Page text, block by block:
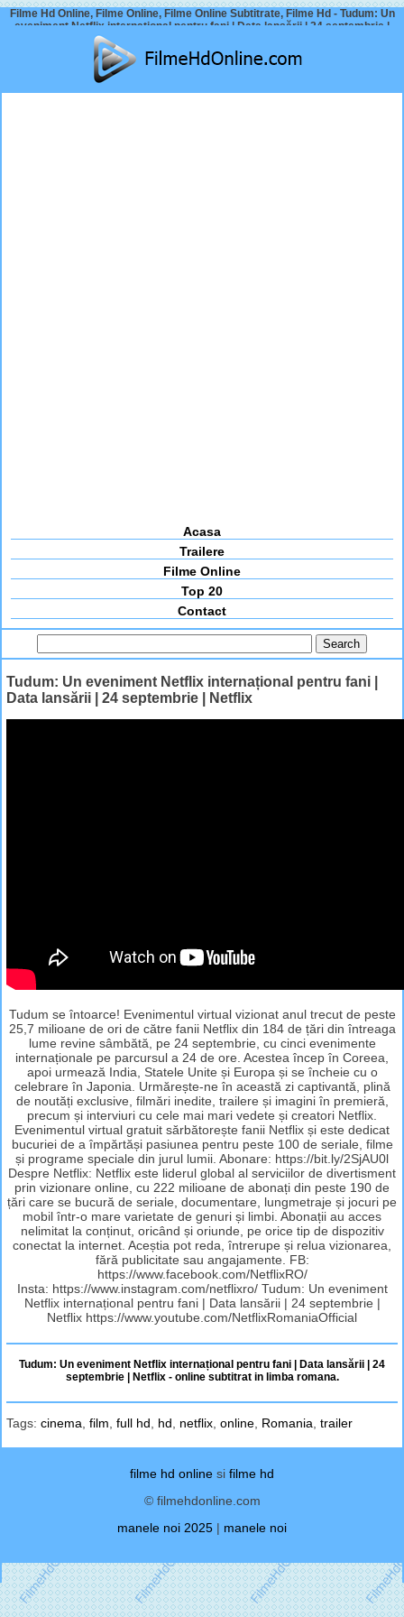
Filme Hd Online, Filme Online, Filme Online Subtitrate, Filme Hd - Tudum: Un
eveniment Netflix internațional pentru fani | Data lansării | 24 septembrie |
Acasa
Trailere
Filme Online
Top 20
Contact
Tudum: Un eveniment Netflix internațional pentru fani |
Data lansării | 24 septembrie | Netflix
Tudum se întoarce! Evenimentul virtual vizionat anul trecut de peste
25,7 milioane de ori de către fanii Netflix din 184 de țări din întreaga
lume revine sâmbătă, pe 24 septembrie, cu cinci evenimente
internaționale pe parcursul a 24 de ore. Acestea încep în Coreea,
apoi urmează India, Statele Unite și Europa și se încheie cu o
celebrare în Japonia. Urmărește-ne în această zi captivantă, plină
de noutăți exclusive, filmări inedite, trailere și imagini în premieră,
precum și interviuri cu cele mai mari vedete și creatori Netflix.
Evenimentul virtual gratuit sărbătorește fanii Netflix și este dedicat
bucuriei de a împărtăși pasiunea pentru peste 100 de seriale, filme
și programe speciale din jurul lumii. Abonare: https://bit.ly/2SjAU0l
Despre Netflix: Netflix este liderul global al serviciilor de divertisment
prin vizionare online, cu 222 milioane de abonați din peste 190 de
țări care se bucură de seriale, documentare, lungmetraje și jocuri pe
mobil într-o mare varietate de genuri și limbi. Abonații au acces
nelimitat la conținut, oricând și oriunde, pe orice tip de dispozitiv
conectat la internet. Aceștia pot reda, întrerupe și relua vizionarea,
fără publicitate sau angajamente. FB:
https://www.facebook.com/NetflixRO/
Insta: https://www.instagram.com/netflixro/ Tudum: Un eveniment
Netflix internațional pentru fani | Data lansării | 24 septembrie |
Netflix https://www.youtube.com/NetflixRomaniaOfficial
Tudum: Un eveniment Netflix internațional pentru fani | Data lansării | 24
septembrie | Netflix - online subtitrat in limba romana.
Tags: cinema film full hd hd netflix online Romania trailer
filme hd online si filme hd
© filmehdonline.com
manele noi 2025 | manele noi